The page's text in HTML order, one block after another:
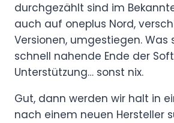
durchgezählt sind im
auch auf oneplus Nord,
Versionen, umgestiegen. Was
schnell nahende Ende der
Unterstützung… sonst nix.
Gut, dann werden wir halt in
nach einem neuen Hersteller